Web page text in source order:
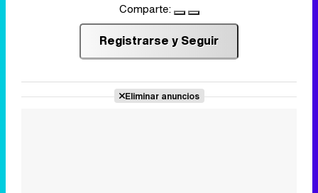
Comparte:
Registrarse y Seguir
Eliminar anuncios